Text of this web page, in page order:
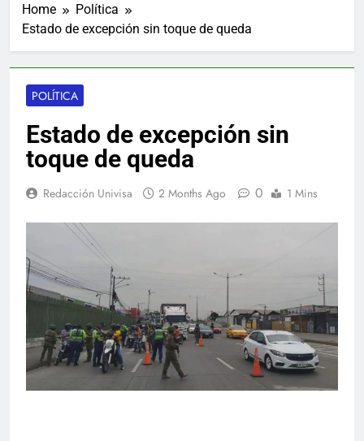
Home
Política
Estado de excepción sin toque de queda
POLÍTICA
Estado de excepción sin
toque de queda
Redacción Univisa 2 Months Ago 0 1 Mins